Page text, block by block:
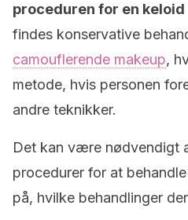
proceduren for en
findes konservative
camouflerende makeup,
metode, hvis personen
andre teknikker.
Det kan være nødvendigt
procedurer for at
på, hvilke behandlinger